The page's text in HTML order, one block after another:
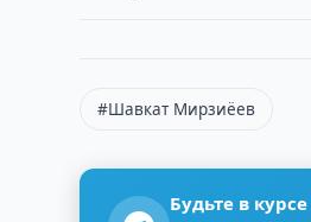
#Шавкат Мирзиёев
Будьте в